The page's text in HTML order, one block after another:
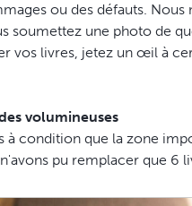
ou des défauts.
soumettez une photo de
vos livres, jetez un œil à
volumineuses
à condition que la zone
pu remplacer que 6